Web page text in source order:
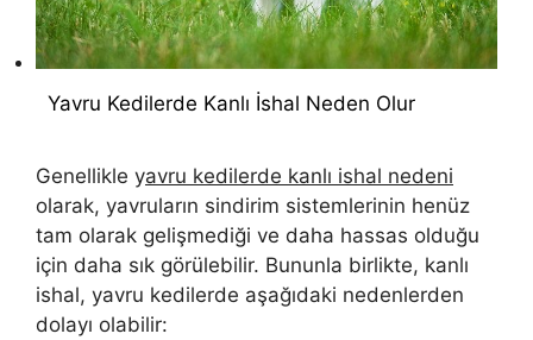
Yavru Kedilerde Kanlı İshal Neden Olur
Genellikle yavru kedilerde kanlı ishal nedeni
olarak, yavruların sindirim sistemlerinin henüz
tam olarak gelişmediği ve daha hassas olduğu
için daha sık görülebilir. Bununla birlikte, kanlı
ishal, yavru kedilerde aşağıdaki nedenlerden
dolayı olabilir: